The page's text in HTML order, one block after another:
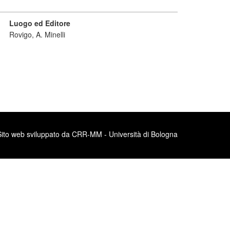
Luogo ed Editore
Rovigo, A. Minelli
web sviluppato da CRR-MM - Università di Bologna